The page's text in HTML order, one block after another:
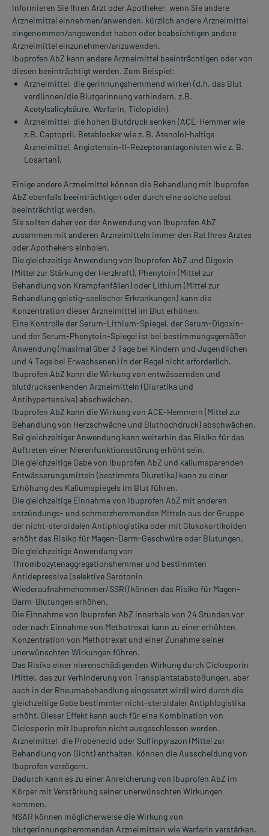
Informieren Sie Ihren Arzt oder Apotheker, wenn Sie andere
Arzneimittel einnehmen/anwenden, kürzlich andere Arzneimittel
eingenommen/angewendet haben oder beabsichtigen andere
Arzneimittel einzunehmen/anzuwenden.
Ibuprofen AbZ kann andere Arzneimittel beeinträchtigen oder von
diesen beeinträchtigt werden. Zum Beispiel:
Arzneimittel, die gerinnungshemmend wirken (d.h. das Blut
verdünnen/die Blutgerinnung verhindern, z.B.
Acetylsalicylsäure, Warfarin, Ticlopidin),
Arzneimittel, die hohen Blutdruck senken (ACE-Hemmer wie
z.B. Captopril, Betablocker wie z. B. Atenolol-haltige
Arzneimittel, Angiotensin-II-Rezeptorantagonisten wie z. B.
Losartan).
Einige andere Arzneimittel können die Behandlung mit Ibuprofen
AbZ ebenfalls beeinträchtigen oder durch eine solche selbst
beeinträchtigt werden.
Sie sollten daher vor der Anwendung von Ibuprofen AbZ
zusammen mit anderen Arzneimitteln immer den Rat Ihres Arztes
oder Apothekers einholen.
Die gleichzeitige Anwendung von Ibuprofen AbZ und Digoxin
(Mittel zur Stärkung der Herzkraft), Phenytoin (Mittel zur
Behandlung von Krampfanfällen) oder Lithium (Mittel zur
Behandlung geistig-seelischer Erkrankungen) kann die
Konzentration dieser Arzneimittel im Blut erhöhen.
Eine Kontrolle der Serum-Lithium-Spiegel, der Serum-Digoxin-
und der Serum-Phenytoin-Spiegel ist bei bestimmungsgemäßer
Anwendung (maximal über 3 Tage bei Kindern und Jugendlichen
und 4 Tage bei Erwachsenen) in der Regel nicht erforderlich.
Ibuprofen AbZ kann die Wirkung von entwässernden und
blutdrucksenkenden Arzneimitteln (Diuretika und
Antihypertensiva) abschwächen.
Ibuprofen AbZ kann die Wirkung von ACE-Hemmern (Mittel zur
Behandlung von Herzschwäche und Bluthochdruck) abschwächen.
Bei gleichzeitiger Anwendung kann weiterhin das Risiko für das
Auftreten einer Nierenfunktionsstörung erhöht sein.
Die gleichzeitige Gabe von Ibuprofen AbZ und kaliumsparenden
Entwässerungsmitteln (bestimmte Diuretika) kann zu einer
Erhöhung des Kaliumspiegels im Blut führen.
Die gleichzeitige Einnahme von Ibuprofen AbZ mit anderen
entzündungs- und schmerzhemmenden Mitteln aus der Gruppe
der nicht-steroidalen Antiphlogistika oder mit Glukokortikoiden
erhöht das Risiko für Magen-Darm-Geschwüre oder Blutungen.
Die gleichzeitige Anwendung von
Thrombozytenaggregationshemmer und bestimmten
Antidepressiva (selektive Serotonin
Wiederaufnahmehemmer/SSRI) können das Risiko für Magen-
Darm-Blutungen erhöhen.
Die Einnahme von Ibuprofen AbZ innerhalb von 24 Stunden vor
oder nach Einnahme von Methotrexat kann zu einer erhöhten
Konzentration von Methotrexat und einer Zunahme seiner
unerwünschten Wirkungen führen.
Das Risiko einer nierenschädigenden Wirkung durch Ciclosporin
(Mittel, das zur Verhinderung von Transplantatabstoßungen, aber
auch in der Rheumabehandlung eingesetzt wird) wird durch die
gleichzeitige Gabe bestimmter nicht-steroidaler Antiphlogistika
erhöht. Dieser Effekt kann auch für eine Kombination von
Ciclosporin mit Ibuprofen nicht ausgeschlossen werden.
Arzneimittel, die Probenecid oder Sulfinpyrazon (Mittel zur
Behandlung von Gicht) enthalten, können die Ausscheidung von
Ibuprofen verzögern.
Dadurch kann es zu einer Anreicherung von Ibuprofen AbZ im
Körper mit Verstärkung seiner unerwünschten Wirkungen
kommen.
NSAR können möglicherweise die Wirkung von
blutgerinnungshemmenden Arzneimitteln wie Warfarin verstärken.